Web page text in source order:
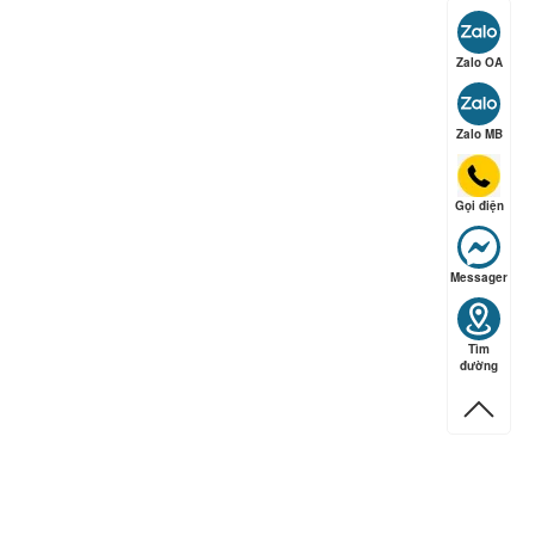
Zalo OA
Zalo MB
Gọi điện
Messager
Tìm
đường